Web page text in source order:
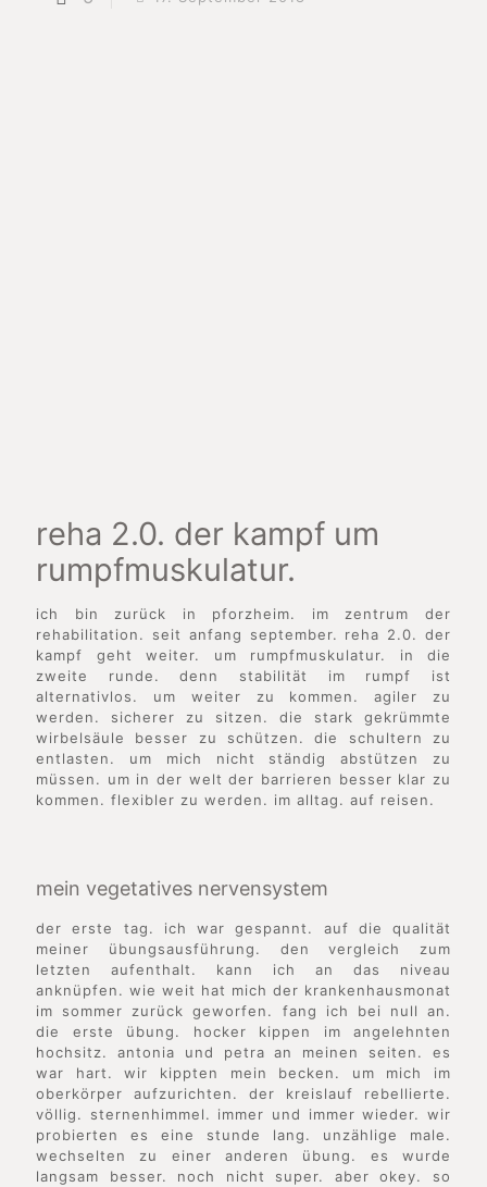
reha 2.0. der kampf um
rumpfmuskulatur.
ich bin zurück in pforzheim. im zentrum der
rehabilitation. seit anfang september. reha 2.0. der
kampf geht weiter. um rumpfmuskulatur. in die
zweite runde. denn stabilität im rumpf ist
alternativlos. um weiter zu kommen. agiler zu
werden. sicherer zu sitzen. die stark gekrümmte
wirbelsäule besser zu schützen. die schultern zu
entlasten. um mich nicht ständig abstützen zu
müssen. um in der welt der barrieren besser klar zu
kommen. flexibler zu werden. im alltag. auf reisen.
mein vegetatives nervensystem
der erste tag. ich war gespannt. auf die qualität
meiner übungsausführung. den vergleich zum
letzten aufenthalt. kann ich an das niveau
anknüpfen. wie weit hat mich der krankenhausmonat
im sommer zurück geworfen. fang ich bei null an.
die erste übung. hocker kippen im angelehnten
hochsitz. antonia und petra an meinen seiten. es
war hart. wir kippten mein becken. um mich im
oberkörper aufzurichten. der kreislauf rebellierte.
völlig. sternenhimmel. immer und immer wieder. wir
probierten es eine stunde lang. unzählige male.
wechselten zu einer anderen übung. es wurde
langsam besser. noch nicht super. aber okey. so